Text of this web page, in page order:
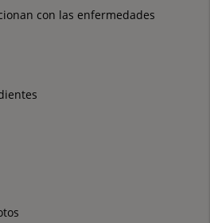
con las enfermedades